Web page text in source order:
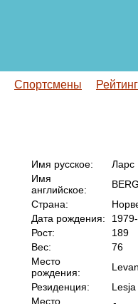
Спортсмены
Имя русское:
Ларс
Имя
английское:
Страна:
Дата рождения:
Рост:
189
Вес:
76
Место
рождения:
Резиденция:
Lesja
Место